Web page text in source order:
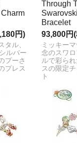
円)
タル、
ルバー
プーさ
プレス
Through
Bracelet
93,800円
ミッキー
念のスワ
ルで彩ら
スの限定
ト